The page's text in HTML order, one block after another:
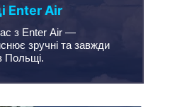
Enter Air
з Enter Air —
зручні та завжди
Польщі.